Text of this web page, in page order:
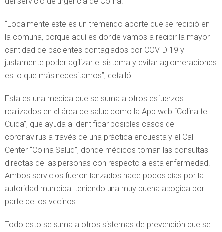
“Localmente este es un tremendo aporte que se recibió en
la comuna, porque aquí es donde vamos a recibir la mayor
cantidad de pacientes contagiados por COVID-19 y
justamente poder agilizar el sistema y evitar aglomeraciones
es lo que más necesitamos”, detalló.
Esta es una medida que se suma a otros esfuerzos
realizados en el área de salud como la App web “Colina te
Cuida”, que ayuda a identificar posibles casos de
coronavirus a través de una práctica encuesta y el Call
Center “Colina Salud”, donde médicos toman las consultas
directas de las personas con respecto a esta enfermedad.
Ambos servicios fueron lanzados hace pocos días por la
autoridad municipal teniendo una muy buena acogida por
parte de los vecinos.
Todo esto se suma a otros sistemas de prevención que se